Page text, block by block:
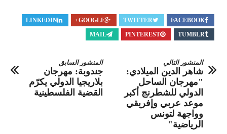
FACEBOOK
TWITTER
GOOGLE+
LINKEDIN
TUMBLR
PINTEREST
MAIL
المنشور السابق
جندوبة: مهرجان
بلاريجيا الدولي يكرّم
القضية الفلسطينية
المنشور التالي
شاهر الدين الميلادي:
"مهرجان الساحل
الدولي للشطرنج أكبر
موعد عربي وإفريقي
وواجهة لتونس
الرياضية"